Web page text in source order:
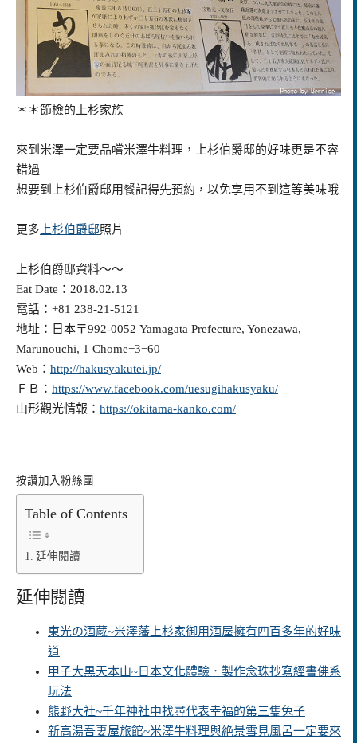
＊＊節檢的上杉家族
來到米澤一定要品嚐米澤牛料理，上杉伯爵邸的好味更是不容
錯過
想要到上杉伯爵邸用餐記得先預約，以免享用不到這等美味哦
更多 上杉伯爵邸照片
上杉伯爵邸資料～～
Eat Date：2018.02.13
電話：+81 238-21-5121
地址：日本〒992-0052 Yamagata Prefecture, Yonezawa,
Marunouchi, 1 Chome−3−60
Web： http://hakusyakutei.jp/
ＦＢ： https://www.facebook.com/uesugihakusyaku/
山形觀光情報： https://okitama-kanko.com/
按讚加入粉絲團
Table of Contents
延伸閱讀
延伸閱讀
東光の酒蔵~米澤藩上杉家御用酒屋擁有四百多年的好味
道
甲子大黒天本山~日本文化體驗．製作念珠抄寫經書佛系
玩法
熊野大社~千年神社中找尋代表幸福的第三隻兔子
新高湯吾妻屋旅館~米澤牛料理與絶景雪見風呂一定要來